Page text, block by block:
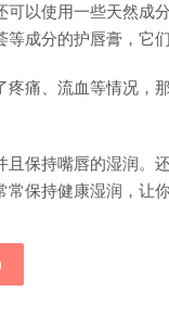
以使用一些天然成
成分的护唇膏，它
痛、流血等情况，
保持嘴唇的湿润。
保持健康湿润，让